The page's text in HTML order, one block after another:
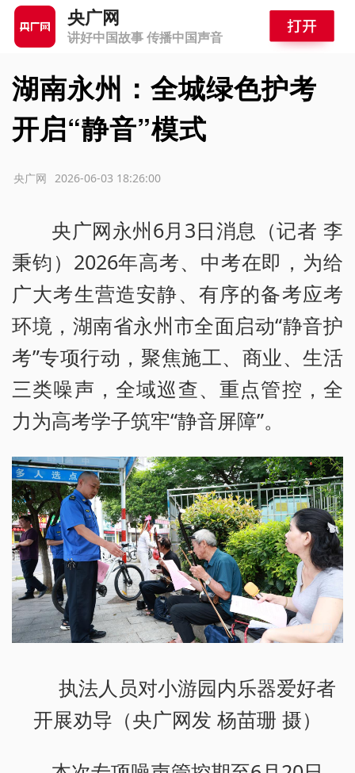
央广网
讲好中国故事 传播中国声音
湖南永州：全城绿色护考
开启“静音”模式
2026-06-03 18:26:00
央广网
央广网永州6月3日消息（记者 李
秉钧）2026年高考、中考在即，为给
广大考生营造安静、有序的备考应考
环境，湖南省永州市全面启动“静音护
考”专项行动，聚焦施工、商业、生活
三类噪声，全域巡查、重点管控，全
力为高考学子筑牢“静音屏障”。
执法人员对小游园内乐器爱好者
开展劝导（央广网发 杨苗珊 摄）